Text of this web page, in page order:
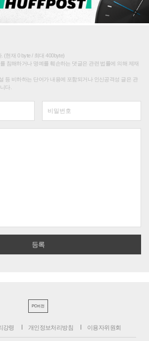
(현재 0 byte / 최대 400byte)
침해하거나 명예를 훼손하는 댓글은 관련 법률에 의해 제재
등 비하하는 단어가 내용에 포함되거나 인신공격성 글은 관
다.
PC버전
강령 개인정보처리방침 이용자위원회